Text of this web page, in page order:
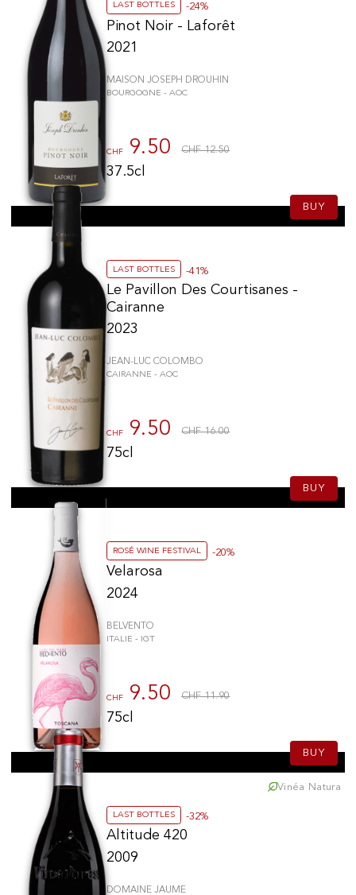
LAST BOTTLES -24%
Pinot Noir - Laforêt
2021
MAISON JOSEPH DROUHIN
BOURGOGNE - AOC
CHF 9.50 CHF 12.50
37.5cl
BUY
LAST BOTTLES -41%
Le Pavillon Des Courtisanes -
Cairanne
2023
JEAN-LUC COLOMBO
CAIRANNE - AOC
CHF 9.50 CHF 16.00
75cl
BUY
ROSÉ WINE FESTIVAL -20%
Velarosa
2024
BELVENTO
ITALIE - IGT
CHF 9.50 CHF 11.90
75cl
BUY
LAST BOTTLES -32%
Altitude 420
2009
DOMAINE JAUME
Vinéa Natura